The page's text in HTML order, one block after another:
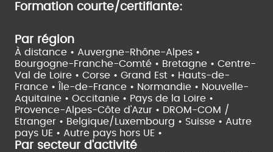
Formation courte/certifiante:
Par région
À distance • Auvergne-Rhône-Alpes •
Bourgogne-Franche-Comté • Bretagne • Centre-
Val de Loire • Corse • Grand Est • Hauts-de-
France •
Île-de-France • Normandie • Nouvelle-
Aquitaine • Occitanie • Pays de la Loire •
Provence-Alpes-Côte d'Azur • DROM-COM /
Etranger • Belgique/Luxembourg • Suisse • Autre
pays UE • Autre pays hors UE •
Par secteur d'activité